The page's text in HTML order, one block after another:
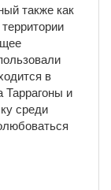
также как
в
Таррагоны и
среди